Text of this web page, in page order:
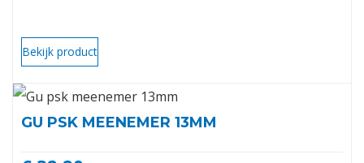
Bekijk product
GU PSK MEENEMER 13MM